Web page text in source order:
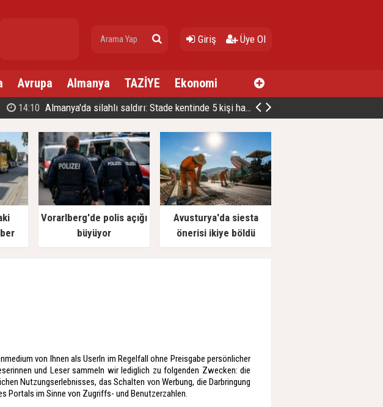
Giriş Üye Ol
Avrupa Almanya TAZİYE Ekonomi
14:10 Almanya'da silahlı saldırı: Stade kentinde 5 kişi hayatını kaybetti
Vorarlberg'de polis açığı
büyüyor
Avusturya'da siesta
önerisi ikiye böldü
von Ihnen als UserIn im Regelfall ohne Preisgabe persönlicher
und Leser sammeln wir lediglich zu folgenden Zwecken: die
Nutzungserlebnisses, das Schalten von Werbung, die Darbringung
Portals im Sinne von Zugriffs- und Benutzerzahlen.